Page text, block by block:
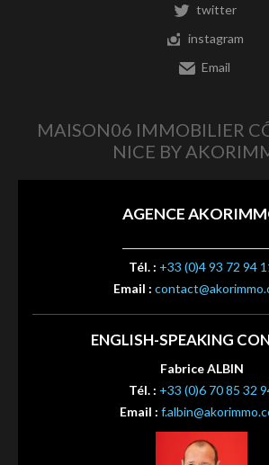
twitter
instagram
Email
MAISON06 IMMOBILIER
NICE BY
AGENCE
Tél. : +33 (0)4 93 72 94
Email :
ENGLISH-SPEAKING
Fabrice ALBIN
Tél. : +33 (0)6 70 85 32
Email :